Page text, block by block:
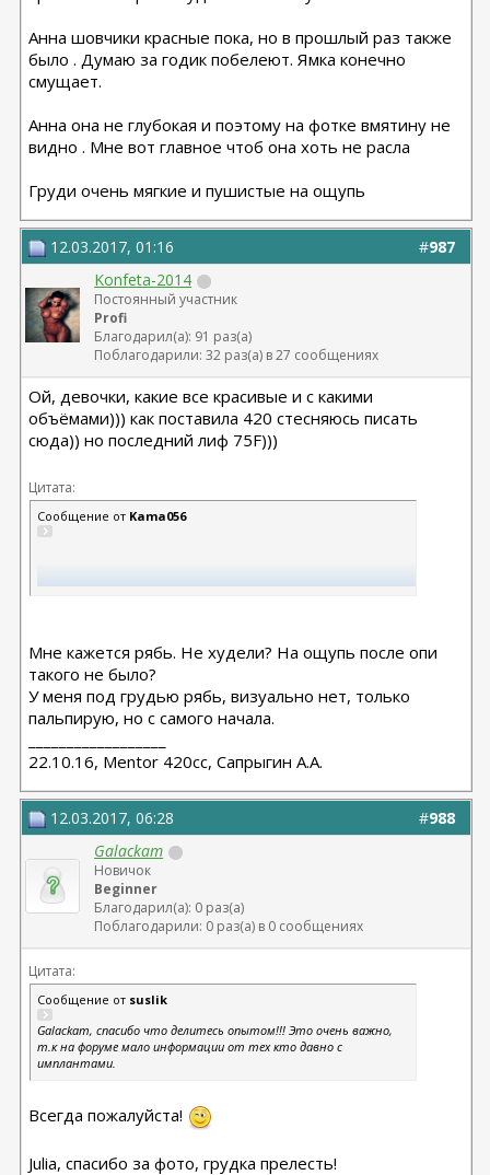
Анна шовчики красные пока, но в прошлый раз также
было . Думаю за годик побелеют. Ямка конечно
смущает.
Анна она не глубокая и поэтому на фотке вмятину не
видно . Мне вот главное чтоб она хоть не расла
Груди очень мягкие и пушистые на ощупь
#987
12.03.2017, 01:16
Konfeta-2014
Постоянный участник
Profi
Благодарил(а): 91 раз(а)
Поблагодарили: 32 раз(а) в 27 сообщениях
Ой, девочки, какие все красивые и с какими
объёмами))) как поставила 420 стесняюсь писать
сюда)) но последний лиф 75F)))
Цитата:
Сообщение от Kama056
Может это просто рябь?
Ой контрактура точнее ?
Мне кажется рябь. Не худели? На ощупь после опи
такого не было?
У меня под грудью рябь, визуально нет, только
пальпирую, но с самого начала.
22.10.16, Mentor 420cc, Сапрыгин А.А.
#988
12.03.2017, 06:28
Galackam
Новичок
Beginner
Благодарил(а): 0 раз(а)
Поблагодарили: 0 раз(а) в 0 сообщениях
Цитата:
Сообщение от suslik
Galackam, спасибо что делитесь опытом!!! Это очень важно,
т.к на форуме мало информации от тех кто давно с
имплантами.
Всегда пожалуйста!
Julia, спасибо за фото, грудка прелесть!